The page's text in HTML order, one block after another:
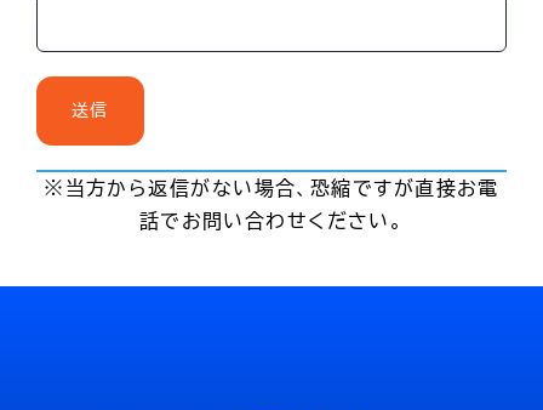
※当方から返信がない場合、恐縮ですが直接お電
話でお問い合わせください。